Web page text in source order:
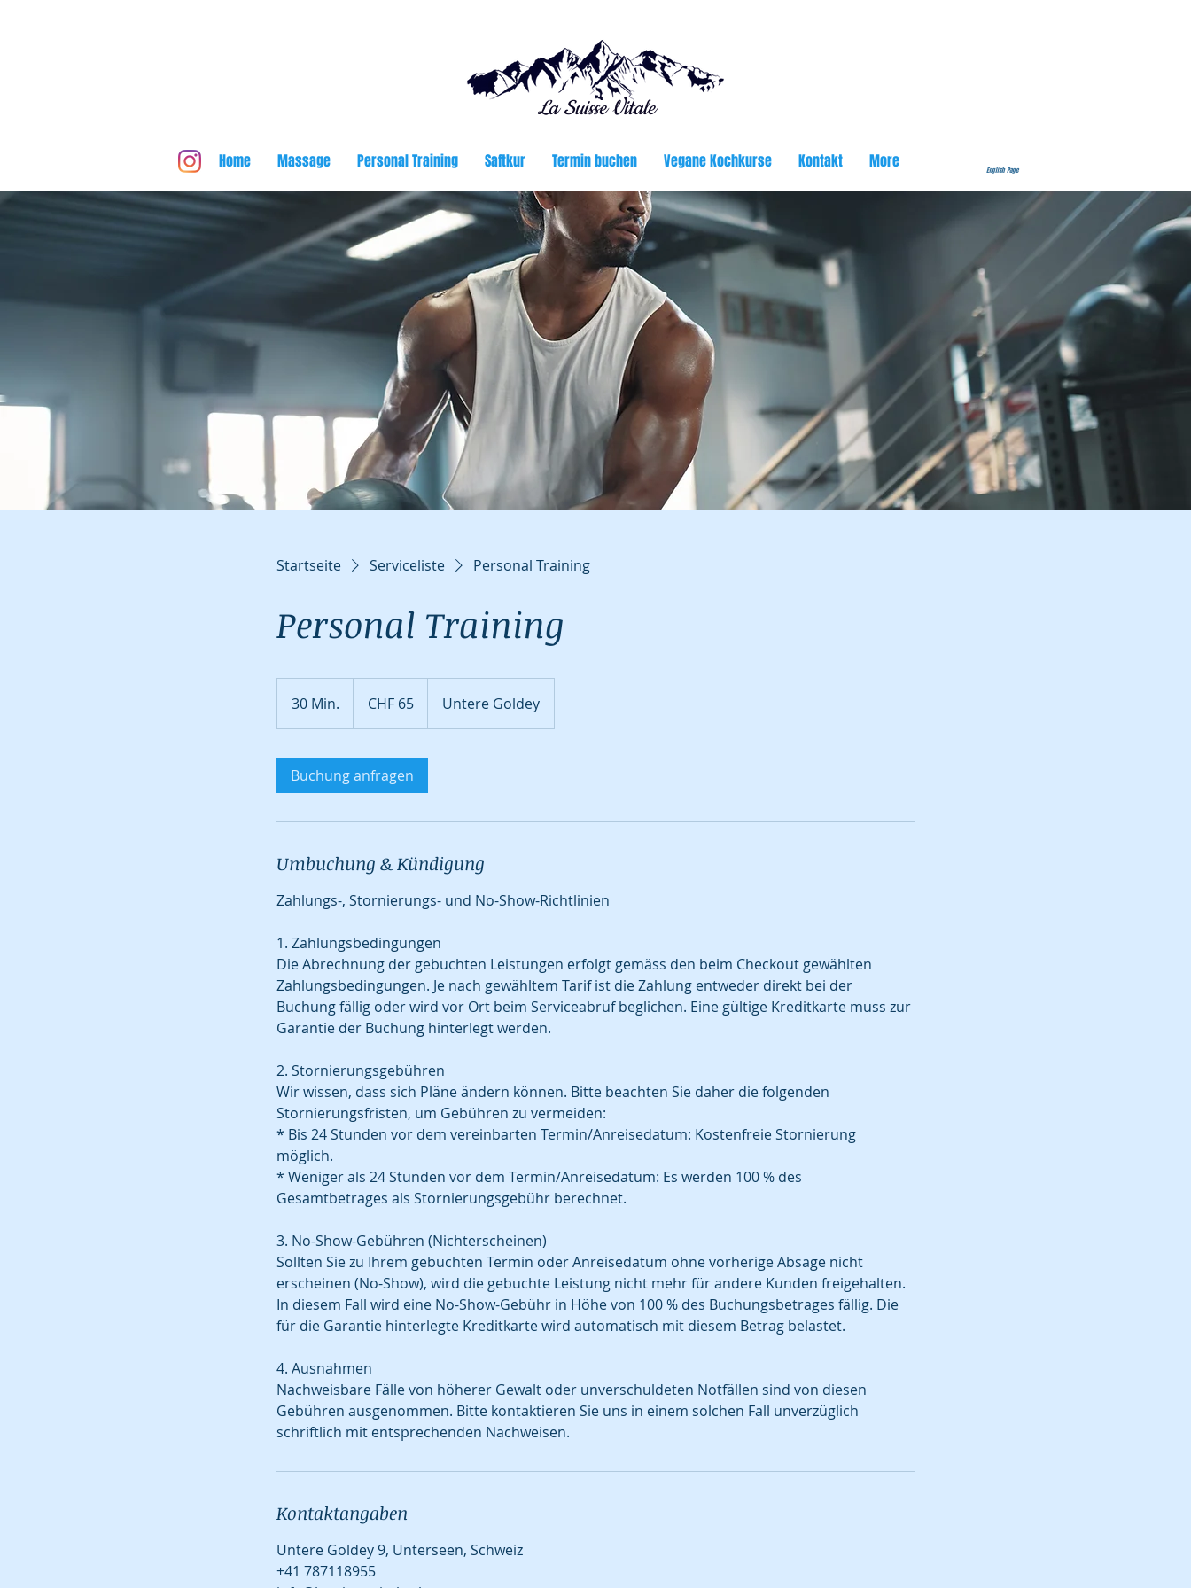
La Suisse Vitale
Home Massage Personal Training Saftkur Termin buchen Vegane Kochkurse Kontakt More English Page
Startseite Serviceliste Personal Training
Personal Training
30 Min.
0
n
Franken
CHF 65 Untere Goldey
Buchung anfragen
Umbuchung & Kündigung
Zahlungs-, Stornierungs- und No-Show-Richtlinien
1. Zahlungsbedingungen
Die Abrechnung der gebuchten Leistungen erfolgt gemäss den beim Checkout gewählten
Zahlungsbedingungen. Je nach gewähltem Tarif ist die Zahlung entweder direkt bei der
Buchung fällig oder wird vor Ort beim Serviceabruf beglichen. Eine gültige Kreditkarte muss zur
Garantie der Buchung hinterlegt werden.
2. Stornierungsgebühren
Wir wissen, dass sich Pläne ändern können. Bitte beachten Sie daher die folgenden
Stornierungsfristen, um Gebühren zu vermeiden:
* Bis 24 Stunden vor dem vereinbarten Termin/Anreisedatum: Kostenfreie Stornierung
möglich.
* Weniger als 24 Stunden vor dem Termin/Anreisedatum: Es werden 100 % des
Gesamtbetrages als Stornierungsgebühr berechnet.
3. No-Show-Gebühren (Nichterscheinen)
Sollten Sie zu Ihrem gebuchten Termin oder Anreisedatum ohne vorherige Absage nicht
erscheinen (No-Show), wird die gebuchte Leistung nicht mehr für andere Kunden freigehalten.
In diesem Fall wird eine No-Show-Gebühr in Höhe von 100 % des Buchungsbetrages fällig. Die
für die Garantie hinterlegte Kreditkarte wird automatisch mit diesem Betrag belastet.
4. Ausnahmen
Nachweisbare Fälle von höherer Gewalt oder unverschuldeten Notfällen sind von diesen
Gebühren ausgenommen. Bitte kontaktieren Sie uns in einem solchen Fall unverzüglich
schriftlich mit entsprechenden Nachweisen.
Kontaktangaben
Untere Goldey 9, Unterseen, Schweiz
+41 787118955